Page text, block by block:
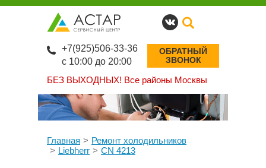
БЕЗ ВЫХОДНЫХ! Все районы Москвы
+7(925)506-33-36
с 10:00 до 20:00
ОБРАТНЫЙ
ЗВОНОК
Главная
Ремонт холодильников
Liebherr
CN 4213